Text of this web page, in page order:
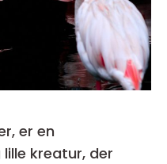
er en
kreatur, der